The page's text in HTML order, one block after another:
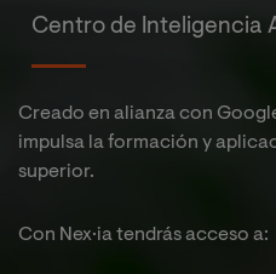
tecnologías y su
aplicabilidad en la
Centro de Inteligencia
Creado en alianza con
impulsa la formación y
superior.
Con Nex·ia tendrás acceso a:​